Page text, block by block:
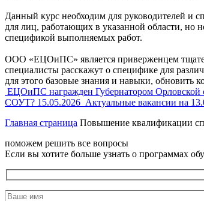
Данный курс необходим для руководителей и
для лиц, работающих в указанной области, но
спецификой выполняемых работ.
ООО «ЕЦОиПС» является приверженцем
специалисты расскажут о специфике для
для этого базовые знания и навыки, обновить
ЕЦОиПС награжден Губернатором Орловской
СОУТ? 15.05.2026 Актуальные вакансии на
Главная страница Повышение квалификации
поможем решить все вопросы
Если вы хотите больше узнать о программах